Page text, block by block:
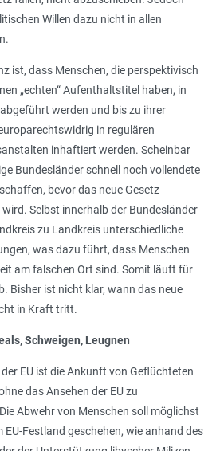
Willen dazu nicht in allen
ist, dass Menschen, die perspektivisch
„echten“ Aufenthaltstitel haben, in
werden und bis zu ihrer
in regulären
inhaftiert werden. Scheinbar
Bundesländer schnell noch vollendete
bevor das neue Gesetz
Selbst innerhalb der Bundesländer
zu Landkreis unterschiedliche
was dazu führt, dass Menschen
am falschen Ort sind. Somit läuft für
Bisher ist nicht klar, wann das neue
in Kraft tritt.
Schweigen, Leugnen
EU ist die Ankunft von Geflüchteten
das Ansehen der EU zu
Abwehr von Menschen soll möglichst
EU-Festland geschehen, wie anhand des